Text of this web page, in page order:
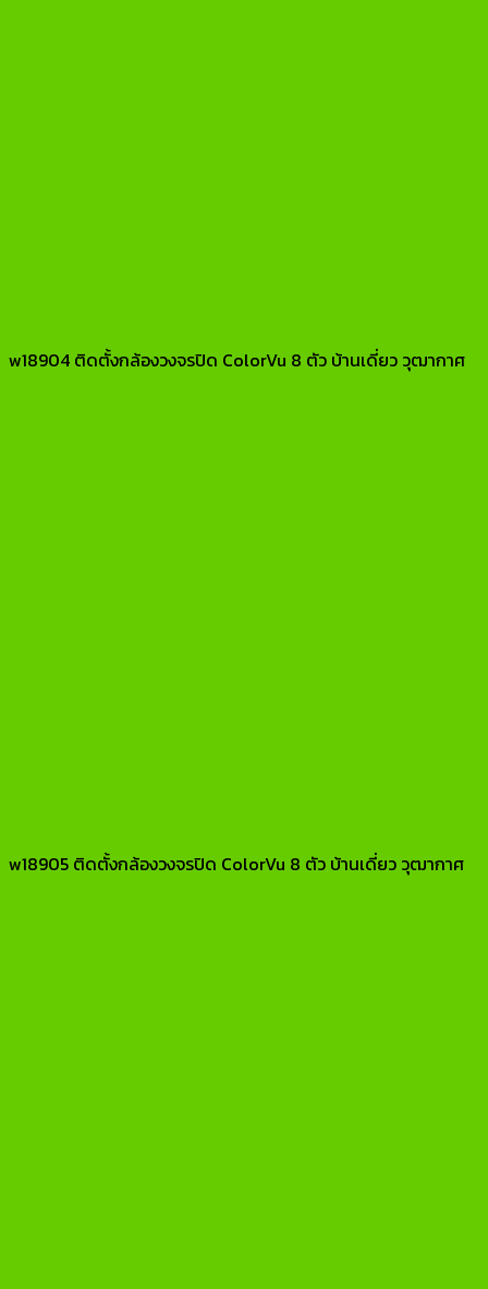
w18904 ติดตั้งกล้องวงจรปิด ColorVu 8 ตัว บ้านเดี่ยว วุฒากาศ
w18905 ติดตั้งกล้องวงจรปิด ColorVu 8 ตัว บ้านเดี่ยว วุฒากาศ